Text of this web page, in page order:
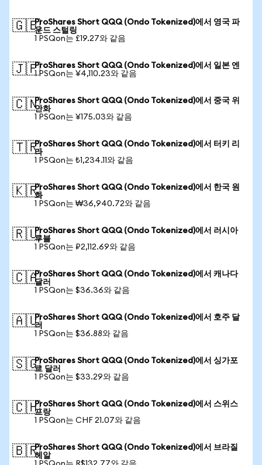
🇬🇧ProShares Short QQQ (Ondo Tokenized)에서 영국 파
운드 스털링
1 PSQon는 £19.27와 같음
🇯🇵ProShares Short QQQ (Ondo Tokenized)에서 일본 엔
1 PSQon는 ¥4,110.23와 같음
🇨🇳ProShares Short QQQ (Ondo Tokenized)에서 중국 위
안화
1 PSQon는 ¥175.03와 같음
🇹🇷ProShares Short QQQ (Ondo Tokenized)에서 터키 리
라
1 PSQon는 ₺1,234.11와 같음
🇰🇷ProShares Short QQQ (Ondo Tokenized)에서 한국 원
화
1 PSQon는 ₩36,940.72와 같음
🇷🇺ProShares Short QQQ (Ondo Tokenized)에서 러시아
루블
1 PSQon는 ₽2,112.69와 같음
🇨🇦ProShares Short QQQ (Ondo Tokenized)에서 캐나다
달러
1 PSQon는 $36.36와 같음
🇦🇺ProShares Short QQQ (Ondo Tokenized)에서 호주 달
러
1 PSQon는 $36.88와 같음
🇸🇬ProShares Short QQQ (Ondo Tokenized)에서 싱가포
르 달러
1 PSQon는 $33.29와 같음
🇨🇭ProShares Short QQQ (Ondo Tokenized)에서 스위스
프랑
1 PSQon는 CHF 21.07와 같음
🇧🇷ProShares Short QQQ (Ondo Tokenized)에서 브라질
헤알